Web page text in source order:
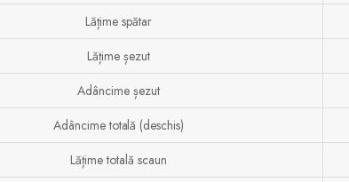
Lățime spătar
Lățime șezut
Adâncime șezut
Adâncime totală (deschis)
Lățime totală scaun